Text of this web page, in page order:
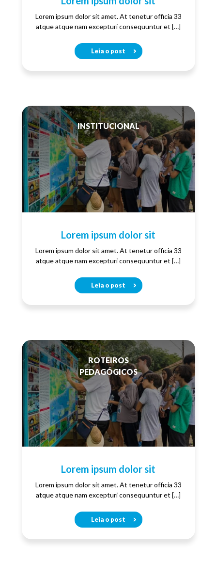
Lorem ipsum dolor sit amet. At tenetur officia 33
atque atque nam excepturi consequuntur et […]
Leia o post
INSTITUCIONAL
Lorem ipsum dolor sit
Lorem ipsum dolor sit amet. At tenetur officia 33
atque atque nam excepturi consequuntur et […]
Leia o post
ROTEIROS
PEDAGÓGICOS
Lorem ipsum dolor sit
Lorem ipsum dolor sit amet. At tenetur officia 33
atque atque nam excepturi consequuntur et […]
Leia o post